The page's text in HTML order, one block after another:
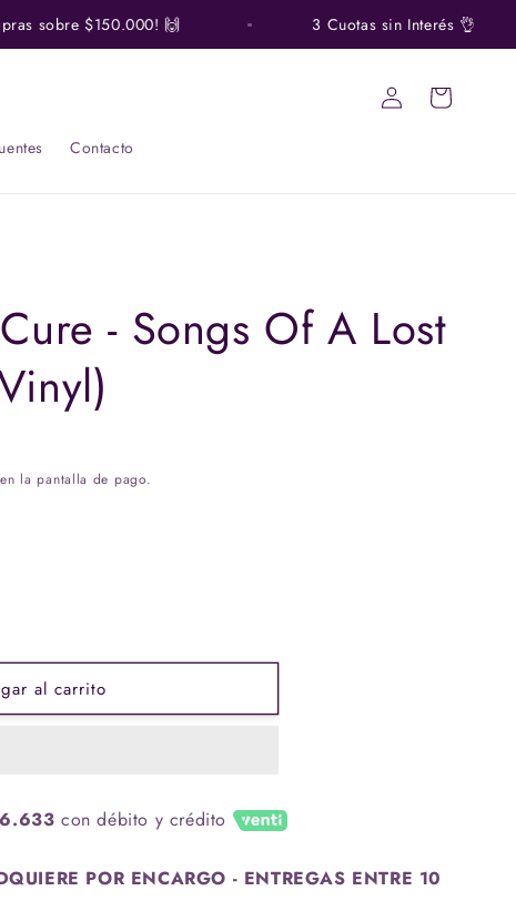
sobre $150.000! 🙌 3 Cuotas sin Interés 👌
Contacto
Iniciar
sesión
Carrito
- Songs Of A Lost
la pantalla de pago.
al carrito
con débito y crédito
POR ENCARGO - ENTREGAS ENTRE 10